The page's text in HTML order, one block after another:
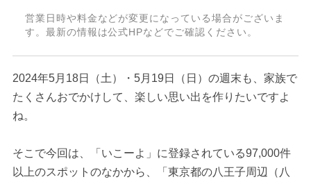
営業日時や料金などが変更になっている場合がございま
す。最新の情報は公式HPなどでご確認ください。
2024年5月18日（土）・5月19日（日）の週末も、家族で
たくさんおでかけして、楽しい思い出を作りたいですよ
ね。
そこで今回は、「いこーよ」に登録されている97,000件
以上のスポットのなかから、「東京都の八王子周辺（八